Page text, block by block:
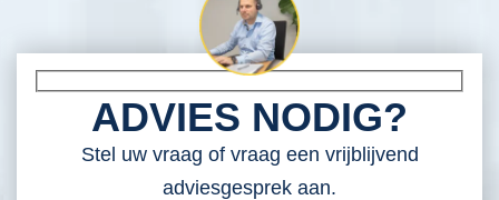
ADVIES NODIG?
Stel uw vraag of vraag een vrijblijvend
adviesgesprek aan.